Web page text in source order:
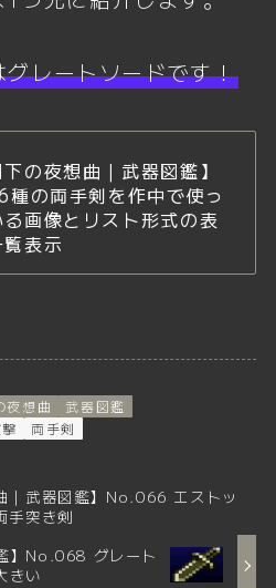
グレートソードです！
下の夜想曲｜武器図鑑】
種の両手剣を作中で使っ
る画像とリスト形式の表
表示
夜想曲
武器図鑑
両手剣
｜武器図鑑】No.066 エストッ
手突き剣
】No.068 グレート
きい